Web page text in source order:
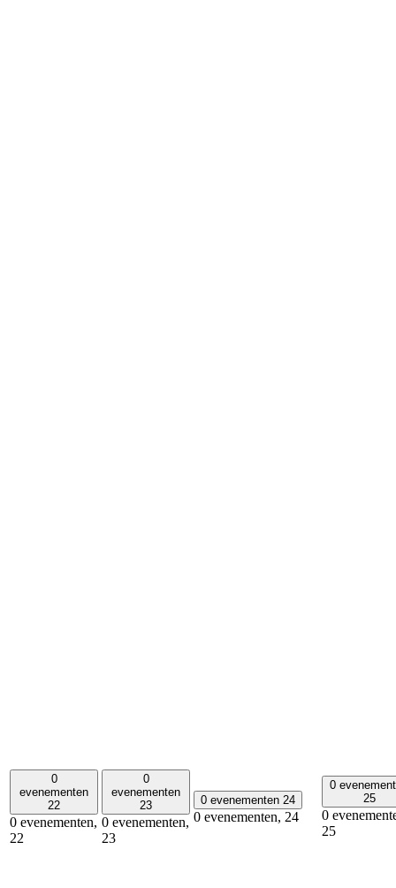
0
evenementen
22
0 evenementen,
22
0
evenementen
23
0 evenementen,
23
0 evenementen 24
0 evenementen, 24
0
25
0
25